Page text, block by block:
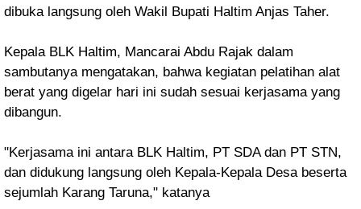
dibuka langsung oleh Wakil Bupati Haltim Anjas Taher.
Kepala BLK Haltim, Mancarai Abdu Rajak dalam
sambutanya mengatakan, bahwa kegiatan pelatihan alat
berat yang digelar hari ini sudah sesuai kerjasama yang
dibangun.
"Kerjasama ini antara BLK Haltim, PT SDA dan PT STN,
dan didukung langsung oleh Kepala-Kepala Desa beserta
sejumlah Karang Taruna," katanya